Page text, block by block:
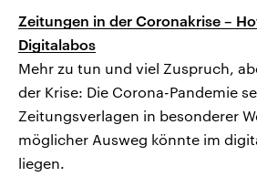
Zeitungen in der Coronakrise –
Digitalabos
Mehr zu tun und viel Zuspruch,
der Krise: Die Corona-Pandemie
Zeitungsverlagen in besonderer
möglicher Ausweg könnte im
liegen.